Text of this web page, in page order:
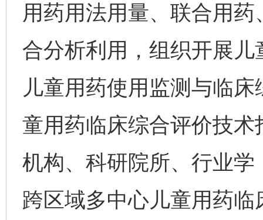
用药用法用量、联合用
合分析利用，组织开展
儿童用药使用监测与临
童用药临床综合评价技
机构、科研院所、行业
跨区域多中心儿童用药